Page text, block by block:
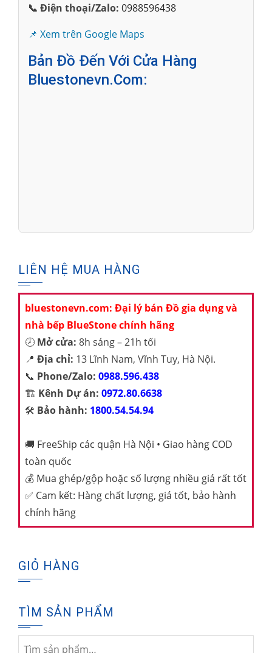
📞 Điện thoại/Zalo: 0988596438
📌 Xem trên Google Maps
Bản Đồ Đến Với Cửa Hàng
Bluestonevn.com:
LIÊN HỆ MUA HÀNG
bluestonevn.com: Đại lý bán Đồ gia dụng và
nhà bếp BlueStone chính hãng
🕗 Mở cửa: 8h sáng – 21h tối
📍 Địa chỉ: 13 Lĩnh Nam, Vĩnh Tuy, Hà Nội.
📞 Phone/Zalo: 0988.596.438
🏗️ Kênh Dự án: 0972.80.6638
🛠️ Bảo hành: 1800.54.54.94
🚚 FreeShip các quận Hà Nội • Giao hàng COD
toàn quốc
💰 Mua ghép/gộp hoặc số lượng nhiều giá rất tốt
✅ Cam kết: Hàng chất lượng, giá tốt, bảo hành
chính hãng
GIỎ HÀNG
TÌM SẢN PHẨM
Tìm